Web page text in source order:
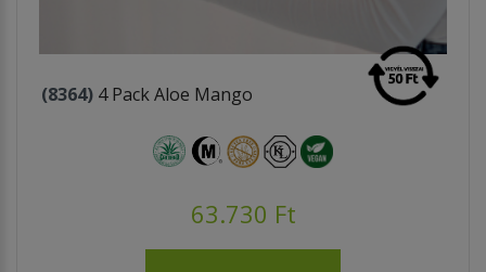
(8364) 4 Pack Aloe Mango
63.730 Ft